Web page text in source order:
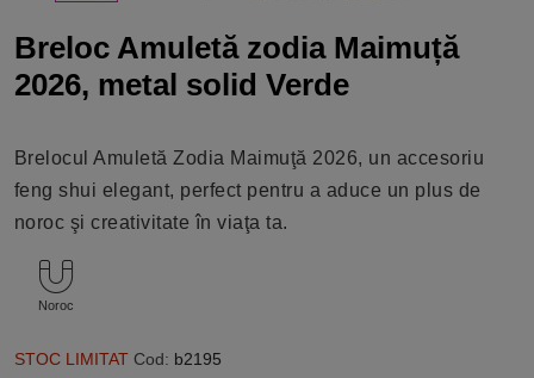
Breloc Amuletă zodia Maimuță
2026, metal solid Verde
Brelocul Amuletă Zodia Maimuţă 2026, un accesoriu
feng shui elegant, perfect pentru a aduce un plus de
noroc şi creativitate în viaţa ta.
Noroc
STOC LIMITAT Cod: b2195